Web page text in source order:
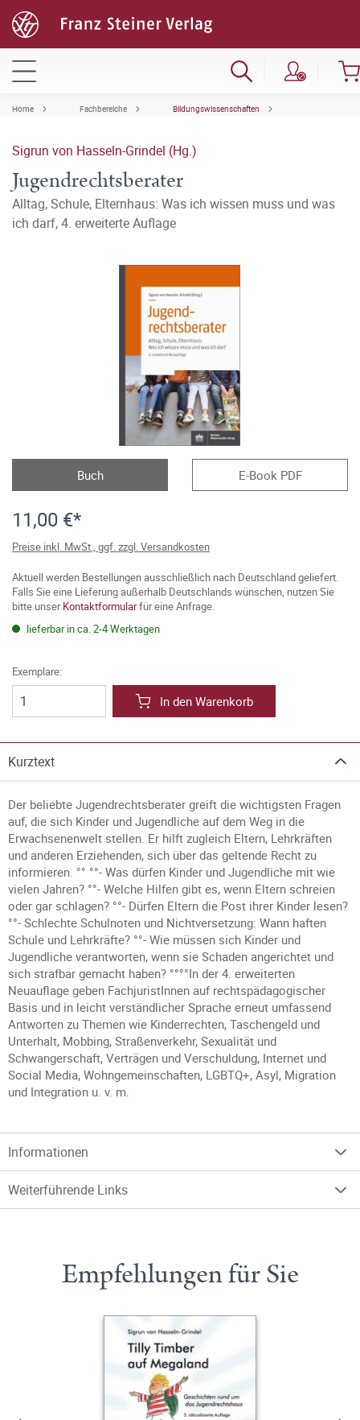
Home Fachbereiche Bildungswissenschaften
Sigrun von Hasseln-Grindel (Hg.)
Jugendrechtsberater
Alltag, Schule, Elternhaus: Was ich wissen muss und was
ich darf, 4. erweiterte Auflage
Buch E-Book PDF
11,00 €*
Preise inkl. MwSt., ggf. zzgl. Versandkosten
Aktuell werden Bestellungen ausschließlich nach Deutschland geliefert.
Falls Sie eine Lieferung außerhalb Deutschlands wünschen, nutzen Sie
bitte unserKontaktformularfür eine Anfrage.
lieferbar in ca. 2-4 Werktagen
Exemplare:
In den Warenkorb
Kurztext
Der beliebte Jugendrechtsberater greift die wichtigsten Fragen
auf, die sich Kinder und Jugendliche auf dem Weg in die
Erwachsenenwelt stellen. Er hilft zugleich Eltern, Lehrkräften
und anderen Erziehenden, sich über das geltende Recht zu
informieren. °° °°- Was dürfen Kinder und Jugendliche mit wie
vielen Jahren? °°- Welche Hilfen gibt es, wenn Eltern schreien
oder gar schlagen? °°- Dürfen Eltern die Post ihrer Kinder lesen?
°°- Schlechte Schulnoten und Nichtversetzung: Wann haften
Schule und Lehrkräfte? °°- Wie müssen sich Kinder und
Jugendliche verantworten, wenn sie Schaden angerichtet und
sich strafbar gemacht haben? °°°°In der 4. erweiterten
Neuauflage geben FachjuristInnen auf rechtspädagogischer
Basis und in leicht verständlicher Sprache erneut umfassend
Antworten zu Themen wie Kinderrechten, Taschengeld und
Unterhalt, Mobbing, Straßenverkehr, Sexualität und
Schwangerschaft, Verträgen und Verschuldung, Internet und
Social Media, Wohngemeinschaften, LGBTQ+, Asyl, Migration
und Integration u. v. m.
Informationen
Weiterführende Links
Empfehlungen für Sie